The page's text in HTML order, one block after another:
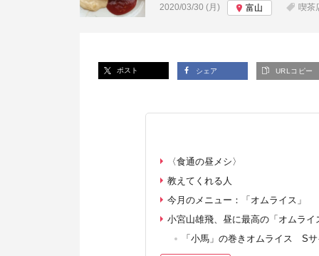
投稿日:
2020/03/30 (月) 富山 喫茶
ポスト シェア URLコピー
〈食通の昼メシ〉
教えてくれる人
今月のメニュー：「オムライス」
小宮山雄飛、昼に最高の「オムライ
「小馬」の巻きオムライス Sサ